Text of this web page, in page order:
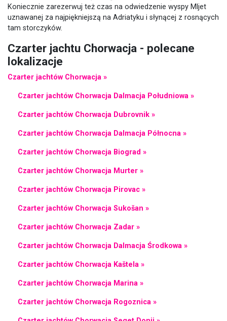
Koniecznie zarezerwuj też czas na odwiedzenie wyspy Mljet
uznawanej za najpiękniejszą na Adriatyku i słynącej z rosnących
tam storczyków.
Czarter jachtu Chorwacja - polecane
lokalizacje
Czarter jachtów Chorwacja »
Czarter jachtów Chorwacja Dalmacja Południowa »
Czarter jachtów Chorwacja Dubrovnik »
Czarter jachtów Chorwacja Dalmacja Północna »
Czarter jachtów Chorwacja Biograd »
Czarter jachtów Chorwacja Murter »
Czarter jachtów Chorwacja Pirovac »
Czarter jachtów Chorwacja Sukošan »
Czarter jachtów Chorwacja Zadar »
Czarter jachtów Chorwacja Dalmacja Środkowa »
Czarter jachtów Chorwacja Kaštela »
Czarter jachtów Chorwacja Marina »
Czarter jachtów Chorwacja Rogoznica »